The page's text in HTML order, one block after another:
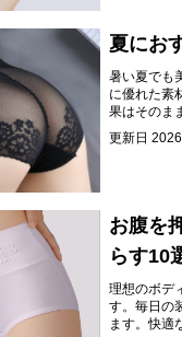
夏にお
暑い夏でも
に優れた素
果はそのま
更新日
お腹を
らす10
理想のボデ
す。毎日の
ます。快適